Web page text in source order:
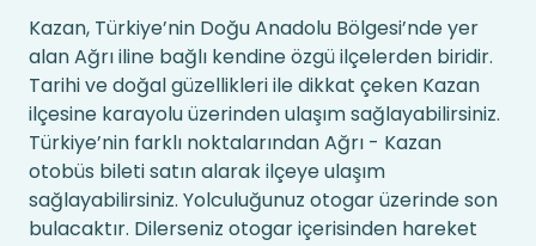
Kazan, Türkiye’nin Doğu Anadolu Bölgesi’nde yer
alan Ağrı iline bağlı kendine özgü ilçelerden biridir.
Tarihi ve doğal güzellikleri ile dikkat çeken Kazan
ilçesine karayolu üzerinden ulaşım sağlayabilirsiniz.
Türkiye’nin farklı noktalarından Ağrı - Kazan
otobüs bileti satın alarak ilçeye ulaşım
sağlayabilirsiniz. Yolculuğunuz otogar üzerinde son
bulacaktır. Dilerseniz otogar içerisinden hareket